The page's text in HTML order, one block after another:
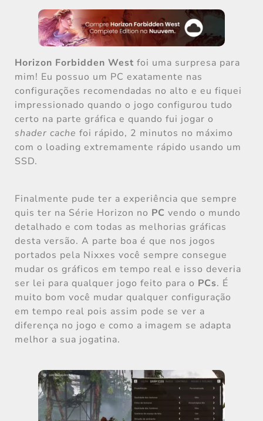
Horizon Forbidden West foi uma surpresa para
mim! Eu possuo um PC exatamente nas
configurações recomendadas no alto e eu fiquei
impressionado quando o jogo configurou tudo
certo na parte gráfica e quando fui jogar o
shader cache foi rápido, 2 minutos no máximo
com o loading extremamente rápido usando um
SSD.
Finalmente pude ter a experiência que sempre
quis ter na Série Horizon no PC vendo o mundo
detalhado e com todas as melhorias gráficas
desta versão. A parte boa é que nos jogos
portados pela Nixxes você sempre consegue
mudar os gráficos em tempo real e isso deveria
ser lei para qualquer jogo feito para o PCs. É
muito bom você mudar qualquer configuração
em tempo real pois assim pode se ver a
diferença no jogo e como a imagem se adapta
melhor a sua jogatina.